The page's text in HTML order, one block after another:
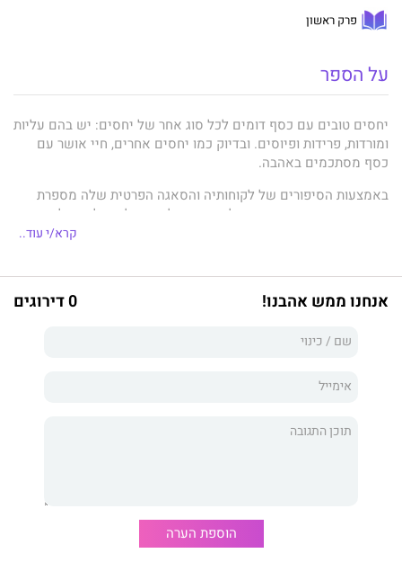
פרק ראשון
על הספר
יחסים טובים עם כסף דומים לכל סוג אחר של יחסים: יש בהם עליות
ומורדות, פרידות ופיוסים. ובדיוק כמו יחסים אחרים, חיי אושר עם
כסף מסתכמים באהבה.
באמצעות הסיפורים של לקוחותיה והסאגה הפרטית שלה מספרת
איך התגברה על חובות גדולים והצליחה לצאת לחירות
אישית באמצעות אהבה. תלמדו למַפּות את חייכן הפיננסיים הנוכחיים
ולתכנן איך להביא אתכן למקום חפצכן – אם זו דירת פנטהאוז ואם
האישיות על כסף ועושר, ואיך לשפר אותן.
תלמדו על דפוסי חשיבה שעלולים למנוע מכן להרוויח כראוי או
לחסוך מה שאתן יכולות. נורתרפ תלמד אתכן איך לשנות את
קרא/י עוד..
אנחנו ממש אהבנו! 0 דירוגים
הוספת הערה